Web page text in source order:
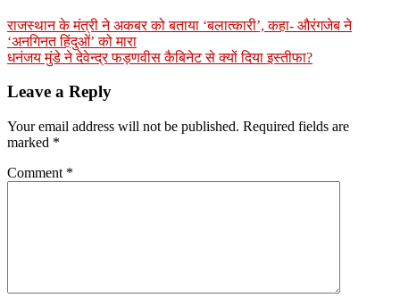
राजस्थान के मंत्री ने अकबर को बताया ‘बलात्कारी’, कहा- औरंगजेब ने
‘अनगिनत हिंदुओं’ को मारा
धनंजय मुंडे ने देवेन्द्र फड़णवीस कैबिनेट से क्यों दिया इस्तीफा?
Leave a Reply
Your email address will not be published. Required fields are
marked *
Comment *